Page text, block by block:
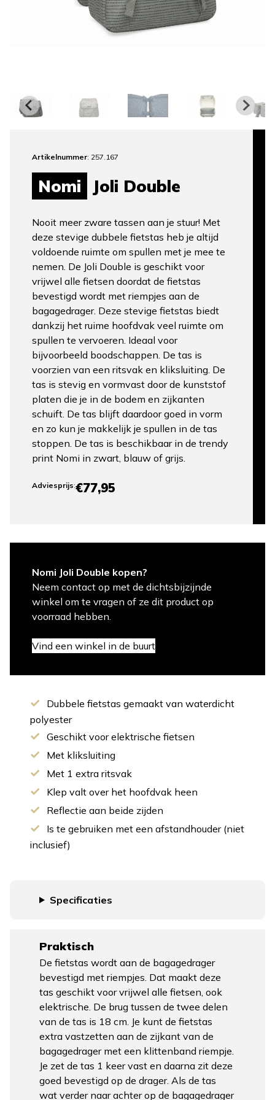
Artikelnummer: 257.167
Nomi Joli Double
Nooit meer zware tassen aan je stuur! Met
deze stevige dubbele fietstas heb je altijd
voldoende ruimte om spullen met je mee te
nemen. De Joli Double is geschikt voor
vrijwel alle fietsen doordat de fietstas
bevestigd wordt met riempjes aan de
bagagedrager. Deze stevige fietstas biedt
dankzij het ruime hoofdvak veel ruimte om
spullen te vervoeren. Ideaal voor
bijvoorbeeld boodschappen. De tas is
voorzien van een ritsvak en kliksluiting. De
tas is stevig en vormvast door de kunststof
platen die je in de bodem en zijkanten
schuift. De tas blijft daardoor goed in vorm
en zo kun je makkelijk je spullen in de tas
stoppen. De tas is beschikbaar in de trendy
print Nomi in zwart, blauw of grijs.
Adviesprijs:€77,95
Nomi Joli Double kopen?
Neem contact op met de dichtsbijzijnde
winkel om te vragen of ze dit product op
voorraad hebben.
Vind een winkel in de buurt
Dubbele fietstas gemaakt van waterdicht
polyester
Geschikt voor elektrische fietsen
Met kliksluiting
Met 1 extra ritsvak
Klep valt over het hoofdvak heen
Reflectie aan beide zijden
Is te gebruiken met een afstandhouder (niet
inclusief)
Specificaties
Praktisch
De fietstas wordt aan de bagagedrager
bevestigd met riempjes. Dat maakt deze
tas geschikt voor vrijwel alle fietsen, ook
elektrische. De brug tussen de twee delen
van de tas is 18 cm. Je kunt de fietstas
extra vastzetten aan de zijkant van de
bagagedrager met een klittenband riempje.
Je zet de tas 1 keer vast en daarna zit deze
goed bevestigd op de drager. Als de tas
wat verder naar achter op de bagagedrager